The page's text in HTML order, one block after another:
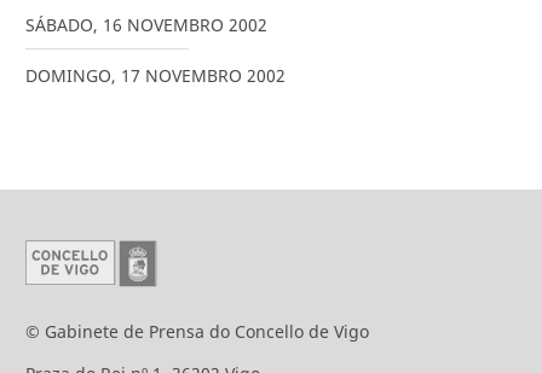
SÁBADO, 16 NOVEMBRO 2002
DOMINGO, 17 NOVEMBRO 2002
© Gabinete de Prensa do Concello de Vigo